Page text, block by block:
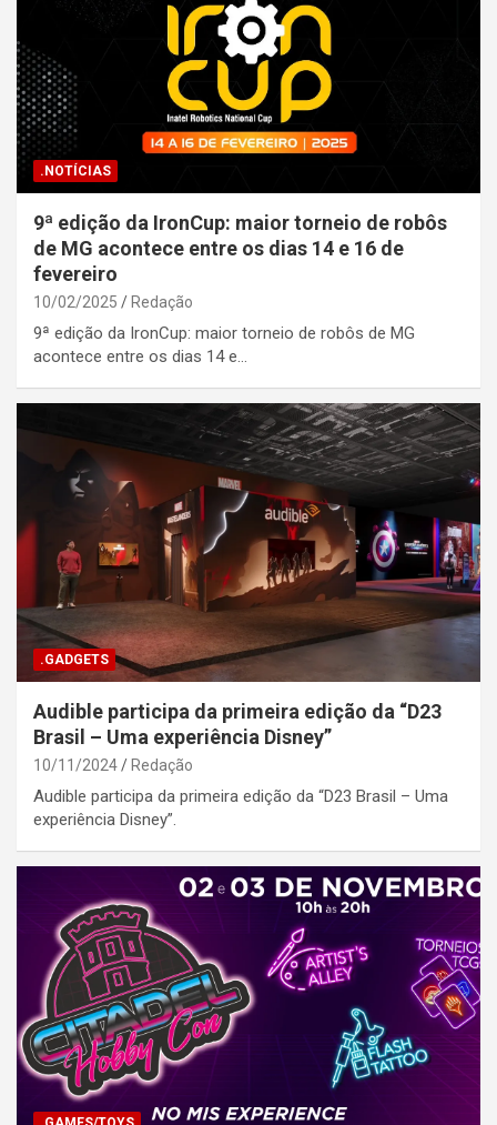
.NOTÍCIAS
9ª edição da IronCup: maior torneio de robôs
de MG acontece entre os dias 14 e 16 de
fevereiro
10/02/2025 Redação
9ª edição da IronCup: maior torneio de robôs de MG
acontece entre os dias 14 e…
.GADGETS
Audible participa da primeira edição da “D23
Brasil – Uma experiência Disney”
10/11/2024 Redação
Audible participa da primeira edição da “D23 Brasil – Uma
experiência Disney”.